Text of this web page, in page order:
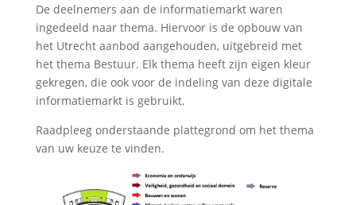
De deelnemers aan de informatiemarkt waren
ingedeeld naar thema. Hiervoor is de opbouw van
het Utrecht aanbod aangehouden, uitgebreid met
het thema Bestuur. Elk thema heeft zijn eigen kleur
gekregen, die ook voor de indeling van deze digitale
informatiemarkt is gebruikt.
Raadpleeg onderstaande plattegrond om het thema
van uw keuze te vinden.